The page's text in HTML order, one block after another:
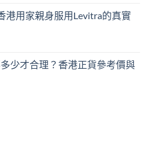
港用家親身服用Levitra的真實
少才合理？香港正貨參考價與